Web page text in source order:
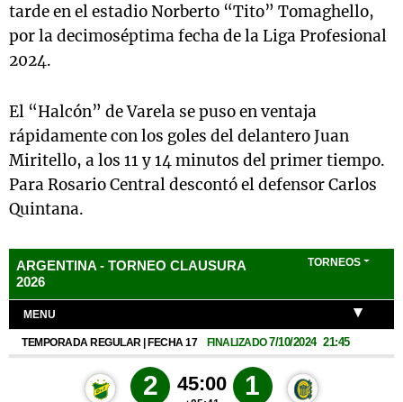
tarde en el estadio Norberto “Tito” Tomaghello,
por la decimoséptima fecha de la Liga Profesional
2024.
El “Halcón” de Varela se puso en ventaja
rápidamente con los goles del delantero Juan
Miritello, a los 11 y 14 minutos del primer tiempo.
Para Rosario Central descontó el defensor Carlos
Quintana.